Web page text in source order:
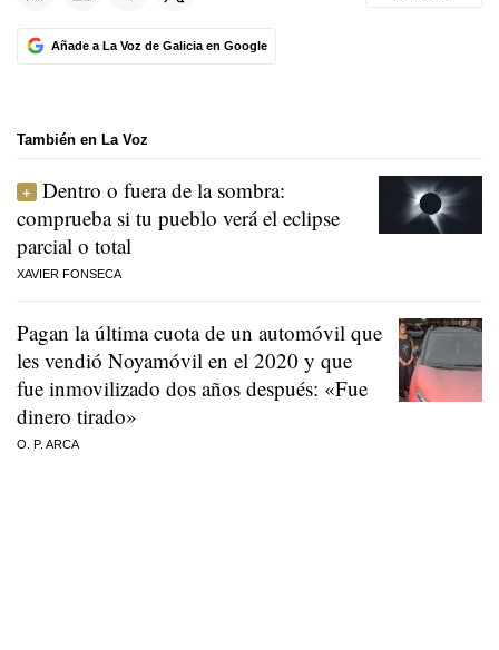
Añade a La Voz de Galicia en Google
También en La Voz
Dentro o fuera de la sombra:
comprueba si tu pueblo verá el eclipse
parcial o total
XAVIER FONSECA
Pagan la última cuota de un automóvil que
les vendió Noyamóvil en el 2020 y que
fue inmovilizado dos años después: «Fue
dinero tirado»
O. P. ARCA